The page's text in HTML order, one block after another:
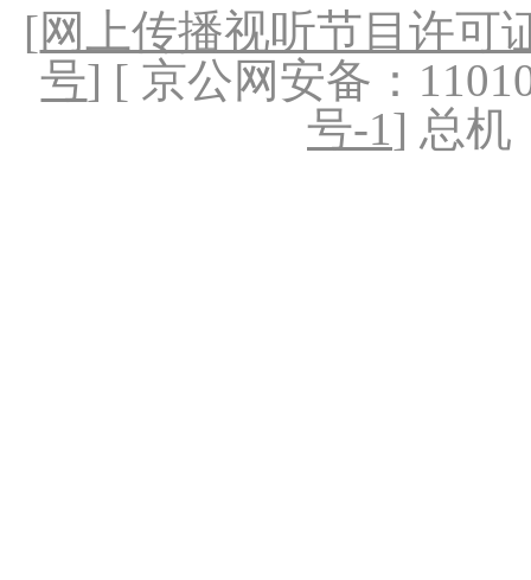
[网上传播视听节目许可
号] [ 京公网安备：
号-1] 总机